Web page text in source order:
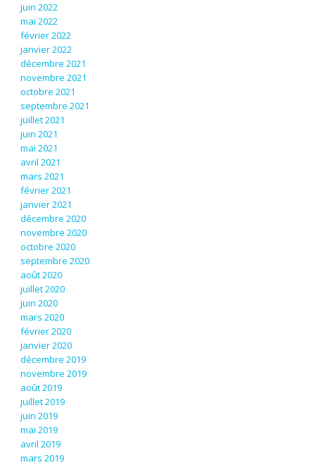
juin 2022
mai 2022
février 2022
janvier 2022
décembre 2021
novembre 2021
octobre 2021
septembre 2021
juillet 2021
juin 2021
mai 2021
avril 2021
mars 2021
février 2021
janvier 2021
décembre 2020
novembre 2020
octobre 2020
septembre 2020
août 2020
juillet 2020
juin 2020
mars 2020
février 2020
janvier 2020
décembre 2019
novembre 2019
août 2019
juillet 2019
juin 2019
mai 2019
avril 2019
mars 2019